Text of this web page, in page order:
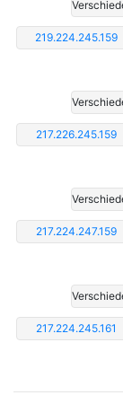
219.224.245.159
217.226.245.159
217.224.247.159
217.224.245.161